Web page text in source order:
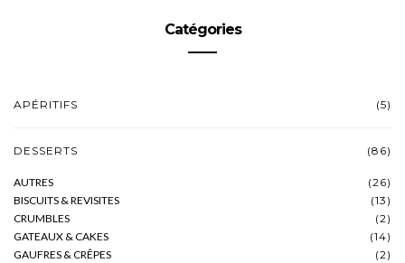
Catégories
APÉRITIFS (5)
DESSERTS (86)
AUTRES
(26)
BISCUITS & REVISITES
(13)
CRUMBLES
(2)
GATEAUX & CAKES
(14)
GAUFRES & CRÊPES
(2)